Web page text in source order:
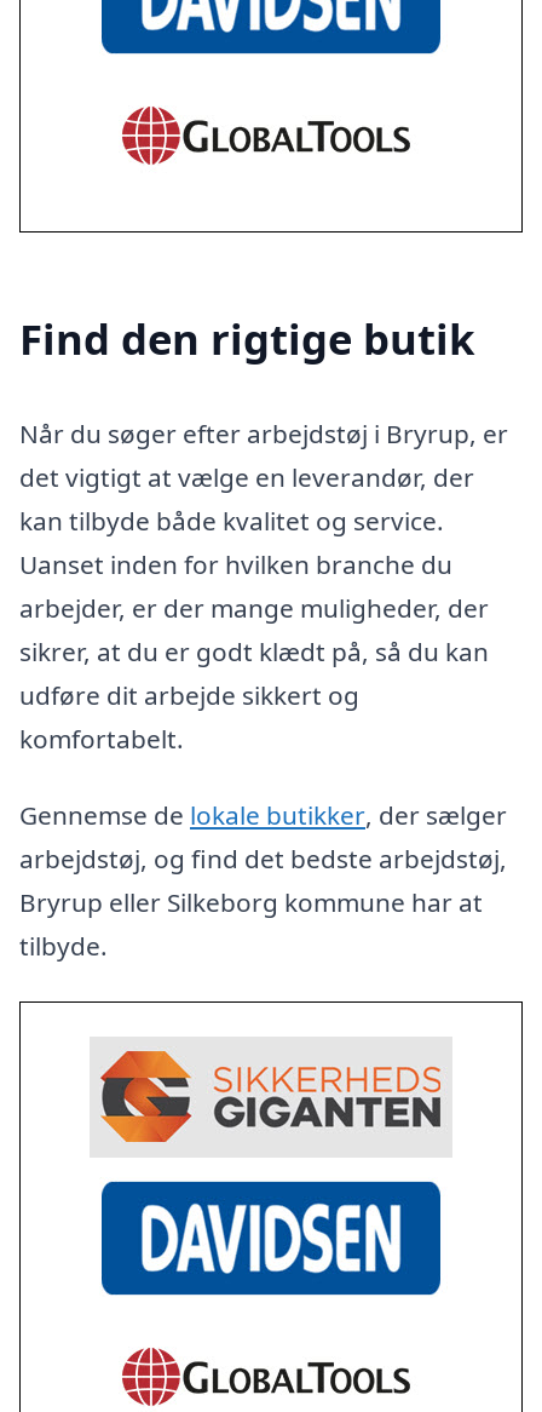
Find den rigtige butik
Når du søger efter arbejdstøj i Bryrup, er
det vigtigt at vælge en leverandør, der
kan tilbyde både kvalitet og service.
Uanset inden for hvilken branche du
arbejder, er der mange muligheder, der
sikrer, at du er godt klædt på, så du kan
udføre dit arbejde sikkert og
komfortabelt.
Gennemse de lokale butikker, der sælger
arbejdstøj, og find det bedste arbejdstøj,
Bryrup eller Silkeborg kommune har at
tilbyde.